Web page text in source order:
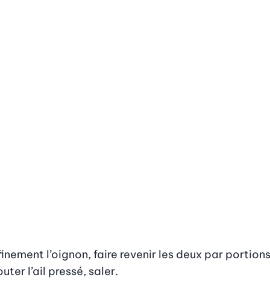
l’oignon, faire revenir les deux par
l’ail pressé, saler.